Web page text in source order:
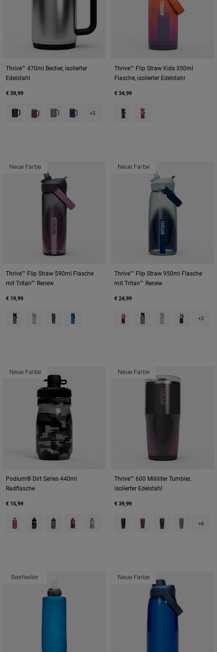
Thrive™ 470ml Becher, isolierter
Edelstahl
€ 39,99
Product swatch type of Black.
Product swatch type of Burnt Umber.
Product swatch type of Moss Green.
Product swatch type of Navy.
+5
Thrive™ Flip Straw Kids 350ml
Flasche, isolierter Edelstahl
€ 34,99
Product swatch type of
Product swatch type of
Neue Farbe
Thrive™ Flip Straw 590ml Flasche
mit Tritan™ Renew
€ 19,99
Product swatch type of Charcoal Grey.
Product swatch type of Clear.
Product swatch type of Lavender Dawn.
Product swatch type of Oxford.
Neue Farbe
Thrive™ Flip Straw 950ml Flasche
mit Tritan™ Renew
€ 24,99
Product swatch type of Blush
Product swatch type of
Product swatch
Product
+2
Neue Farbe
Podium® Dirt Series 440ml
Radflasche
€ 15,99
Product swatch type of Berry Digi Camo.
Product swatch type of Black Digi Camo.
Product swatch type of Deep Sea Digi Camo.
Product swatch type of Sierra Red.
Product swatch type of Stone.
Neue Farbe
Thrive™ 600 Milliliter Tumbler,
isolierter Edelstahl
€ 39,99
Product swatch type of Black.
Product swatch type of
Product swatch
Product
+6
Bestseller Neue Farbe